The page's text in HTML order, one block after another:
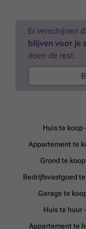
meer informatie of plan
kwaliteit, de ruimte en
te bieden heeft.Meer
Er verschijnen
blijven voor je
doen de rest.
Huis te koop
Appartement te
Grond te
Bedrijfsvastgoed
Garage te
Huis te huur
Appartement te